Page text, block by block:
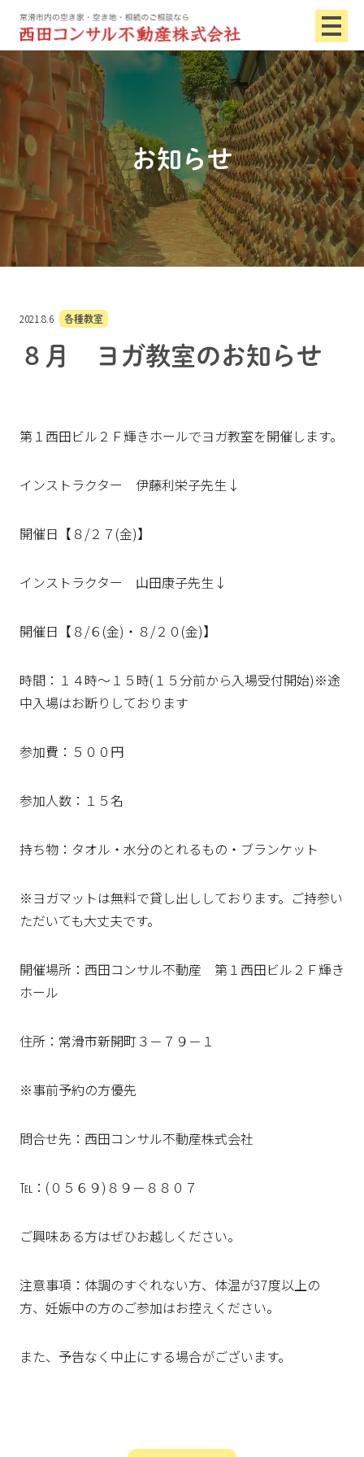
お知らせ
2021.8.6 各種教室
８月 ヨガ教室のお知らせ
第１西田ビル２Ｆ輝きホールでヨガ教室を開催します。
インストラクター 伊藤利栄子先生↓
開催日【８/２７(金)】
インストラクター 山田康子先生↓
開催日【８/６(金)・８/２０(金)】
時間：１４時～１５時(１５分前から入場受付開始)※途
中入場はお断りしております
参加費：５００円
参加人数：１５名
持ち物：タオル・水分のとれるもの・ブランケット
※ヨガマットは無料で貸し出ししております。ご持参い
ただいても大丈夫です。
開催場所：西田コンサル不動産 第１西田ビル２Ｆ輝き
ホール
住所：常滑市新開町３－７９－１
※事前予約の方優先
問合せ先：西田コンサル不動産株式会社
℡：(０５６９)８９－８８０７
ご興味ある方はぜひお越しください。
注意事項：体調のすぐれない方、体温が37度以上の
方、妊娠中の方のご参加はお控えください。
また、予告なく中止にする場合がございます。